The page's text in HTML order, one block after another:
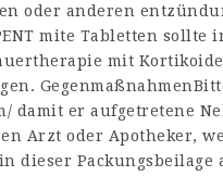
oder anderen
mite Tabletten sollte
mit
damit er aufgetretene
Arzt oder Apotheker,
dieser